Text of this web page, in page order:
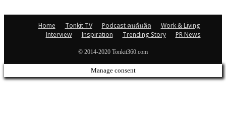
Home Tonkit TV Podcast คนต้นคิด
Work & Living
Interview
Inspiration Trending Story PR News
© 2014-2020 Tonkit360.com
Manage consent